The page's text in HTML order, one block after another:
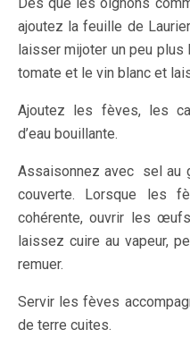
ajoutez la feuille de
laisser mijoter un peu plus
tomate et le vin blanc et
Ajoutez les fèves, les
d’eau bouillante.
Assaisonnez avec sel au
couverte. Lorsque les
cohérente, ouvrir les
laissez cuire au vapeur,
remuer.
Servir les fèves
de terre cuites.